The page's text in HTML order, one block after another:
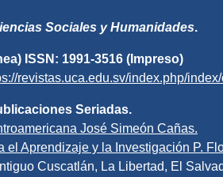
Sociales y Humanidades.
ISSN: 1991-3516 (Impreso)
revistas.uca.edu.sv/index.php/
Seriadas.
José Simeón Cañas.
el Aprendizaje y la Investigación P.
Cuscatlán, La Libertad, El